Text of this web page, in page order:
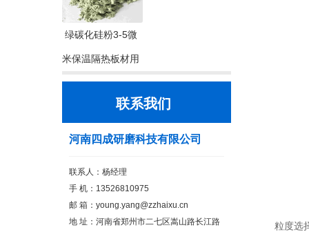
绿碳化硅粉3-5微
米保温隔热板材用
联系我们
河南四成研磨科技有限公司
联系人：杨经理
手 机：13526810975
邮 箱： young.yang@zzhaixu.cn
地 址：河南省郑州市二七区嵩山路长江路
粒度选择